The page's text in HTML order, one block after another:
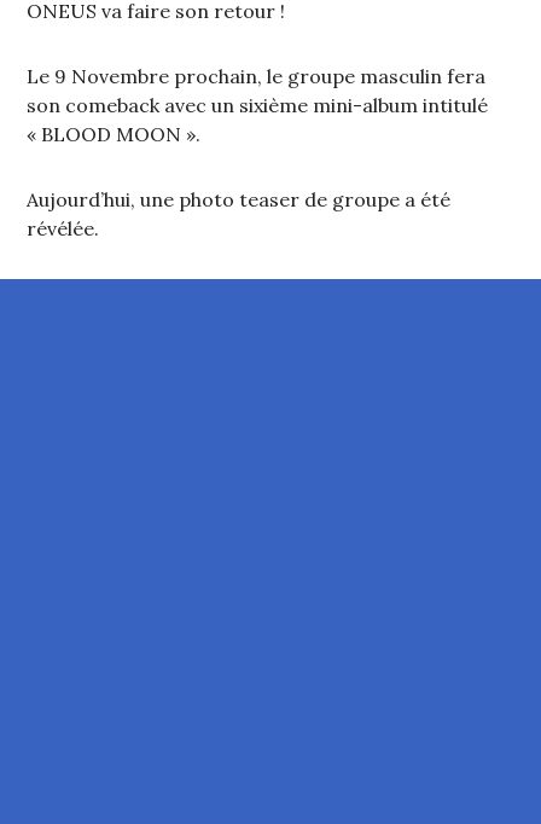
ONEUS va faire son retour !
Le 9 Novembre prochain, le groupe masculin fera
son comeback avec un sixième mini-album intitulé
« BLOOD MOON ».
Aujourd’hui, une photo teaser de groupe a été
révélée.